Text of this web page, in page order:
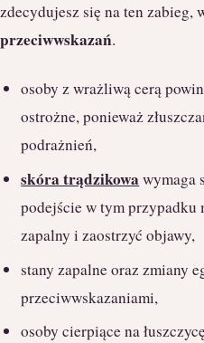
zdecydujesz się na ten zabieg,
przeciwwskazań.
osoby z wrażliwą cerą
ostrożne, ponieważ
podrażnień,
skóra trądzikowa wymaga
podejście w tym przypadku
zapalny i zaostrzyć objawy,
stany zapalne oraz zmiany
przeciwwskazaniami,
osoby cierpiące na